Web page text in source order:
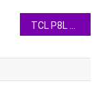
TCL P8L estreia no Brasil: QLED 4K, Mini LED e 144 Hz por preço competitivo